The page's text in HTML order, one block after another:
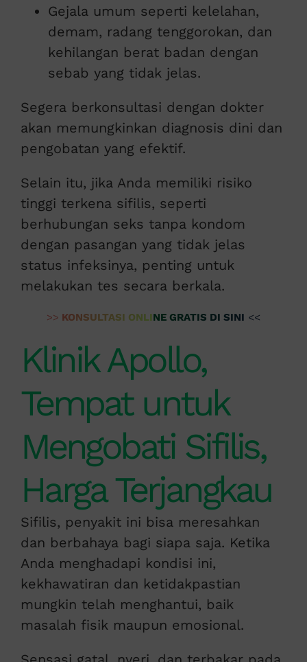
Gejala umum seperti kelelahan,
demam, radang tenggorokan, dan
kehilangan berat badan dengan
sebab yang tidak jelas.
Segera berkonsultasi dengan dokter
akan memungkinkan diagnosis dini dan
pengobatan yang efektif.
Selain itu, jika Anda memiliki risiko
tinggi terkena sifilis, seperti
berhubungan seks tanpa kondom
dengan pasangan yang tidak jelas
status infeksinya, penting untuk
melakukan tes secara berkala.
>> KONSULTASI ONLINE GRATIS DI SINI <<
Klinik Apollo,
Tempat untuk
Mengobati Sifilis,
Harga Terjangkau
Sifilis, penyakit ini bisa meresahkan
dan berbahaya bagi siapa saja. Ketika
Anda menghadapi kondisi ini,
kekhawatiran dan ketidakpastian
mungkin telah menghantui, baik
masalah fisik maupun emosional.